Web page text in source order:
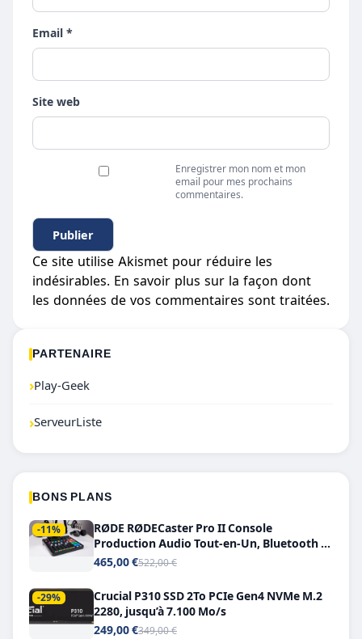
Email *
Site web
Enregistrer mon nom et mon
email pour mes prochains
commentaires.
Ce site utilise Akismet pour réduire les
indésirables. En savoir plus sur la façon dont
les données de vos commentaires sont traitées.
PARTENAIRE
›Play-Geek
›ServeurListe
BONS PLANS
-11%
RØDE RØDECaster Pro II Console
Production Audio Tout-en-Un, Bluetooth et
Double USB-C
465,00 €522,00 €
-29%
Crucial P310 SSD 2To PCIe Gen4 NVMe M.2
2280, jusqu’à 7.100 Mo/s
249,00 €349,00 €